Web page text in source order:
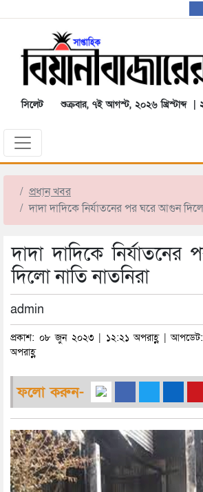
সিলেট শুক্রবার, ৭ই আগস্ট, ২০২৬ খ্রিস্টাব্দ |
প্রধান খবর
দাদা দাদিকে নির্যাতনের পর ঘরে আগুন
দাদা দাদিকে
দিলো নাতি নাতনিরা
admin
প্রকাশ: ০৮ জুন ২০২৩ | ১২:২১ অপরাহ্ণ |
অপরাহ্ণ
ফলো করুন-